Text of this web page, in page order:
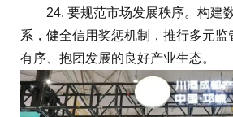
24. 要规范市场发展秩序。构建
系，健全信用奖惩机制，推行多元监
有序、抱团发展的良好产业生态。